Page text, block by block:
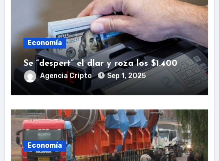
Economía
Se “despert” el dlar y roza los $1.400
Agencia Cripto Sep 1, 2025
Economía